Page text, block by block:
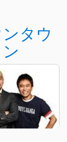
タウ
ン